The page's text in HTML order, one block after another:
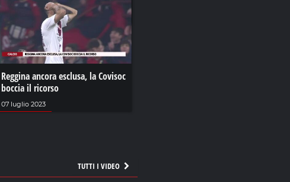
19 marzo 2024
Reggina ancora esclusa, la Covisoc
boccia il ricorso
07 luglio 2023
TUTTI I VIDEO